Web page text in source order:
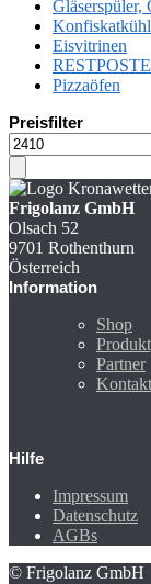
Gläserspüler,
Eisvitrinen
Pizzaöfen
Preisfilter
Min.
Preis
Frigolanz GmbH
Olsach 52
9701 Rothenthurn
Österreich
Information
Shop
Partner
Kontakt
Hilfe
Impressum
Datenschutz
AGBs
© Frigolanz GmbH